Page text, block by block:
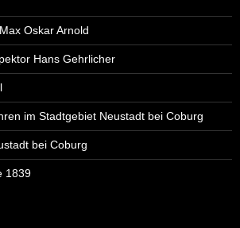
Oskar Arnold
Hans Gehrlicher
im Stadtgebiet Neustadt bei Coburg
bei Coburg
1839